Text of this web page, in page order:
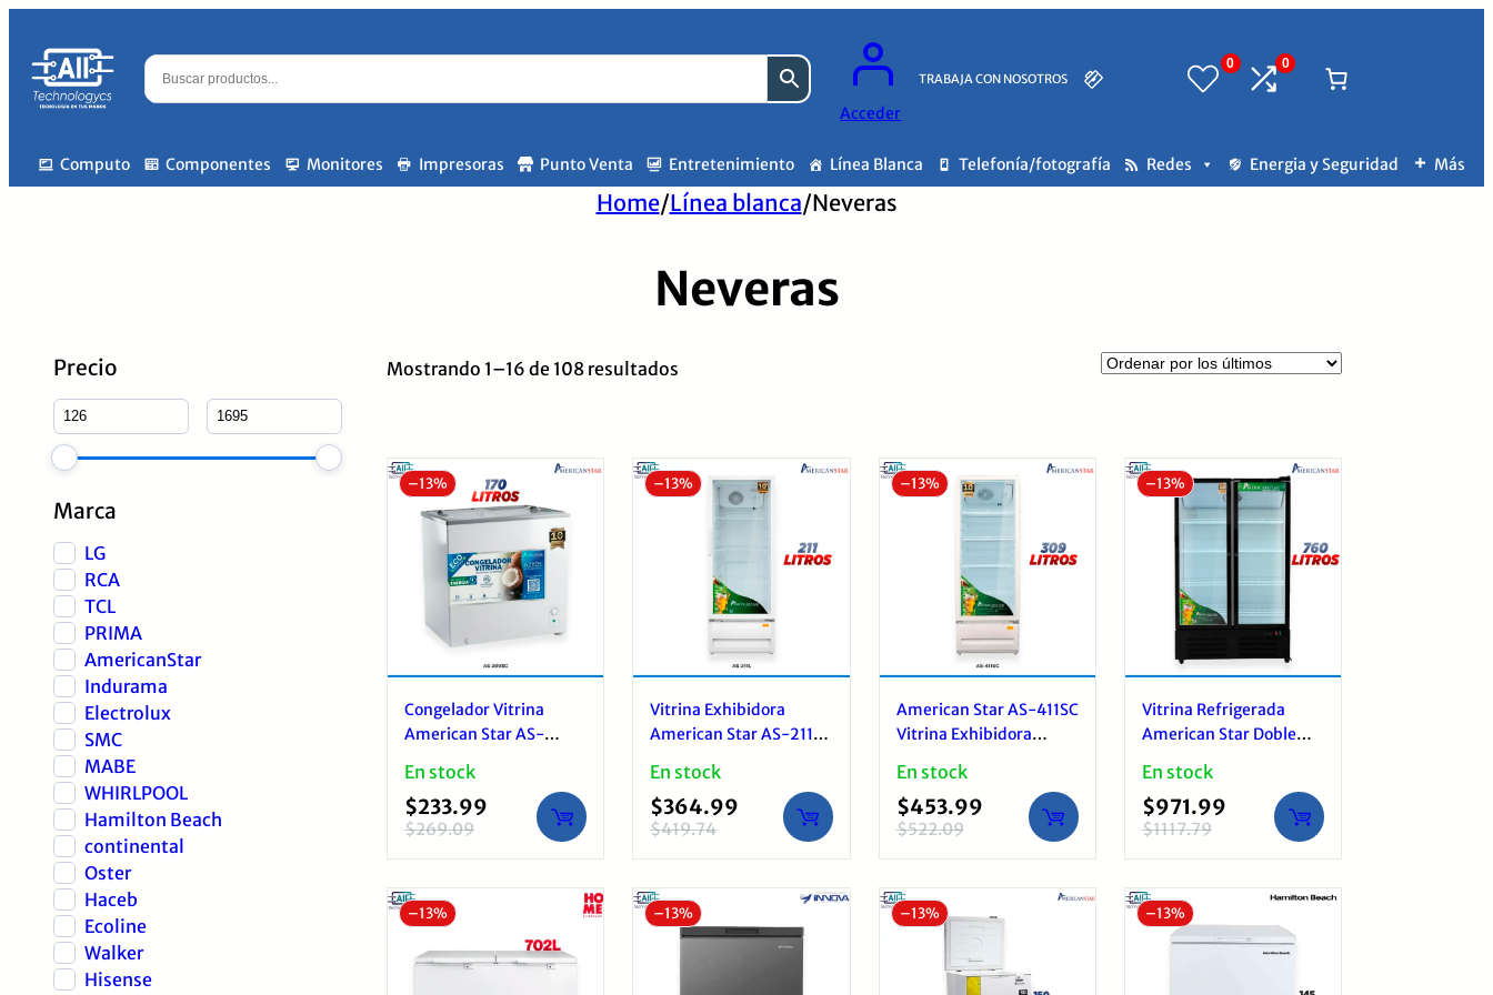
Acceder
TRABAJA CON NOSOTROS
0 0
Computo Componentes Monitores Impresoras Punto Venta Entretenimiento Línea Blanca Telefonía/fotografía Redes Energia y Seguridad Más
Home/Línea blanca/Neveras
Neveras
Precio
Marca
LG
RCA
TCL
PRIMA
AmericanStar
Indurama
Electrolux
SMC
MABE
WHIRLPOOL
Hamilton Beach
continental
Oster
Haceb
Ecoline
Walker
Hisense
Mostrando 1–16 de 108 resultados
–13%
Congelador Vitrina
American Star AS-
Templado
En stock
$269.09
original
era:
$269.09.
$233.99
actual
es:
$233.99.
–13%
Vitrina Exhibidora
American Star AS-211L
LED
En stock
$419.74
original
era:
$419.74.
$364.99
actual
es:
$364.99.
–13%
American Star AS-411SC
Vitrina Exhibidora
Frost Vidrio T
En stock
$522.09
original
era:
$522.09.
$453.99
actual
es:
$453.99.
–13%
Vitrina Refrigerada
American Star Doble
Cristal Templado Negro
En stock
$1117.79
original
era:
$1117.79.
$971.99
actual
es:
$971.99.
–13% –13% –13% –13%